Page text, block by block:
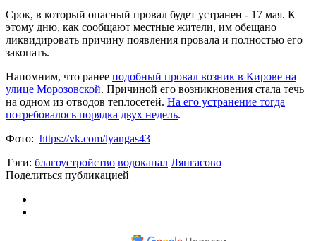
Срок, в который опасный провал будет устранен - 17 мая. К
этому дню, как сообщают местные жители, им обещано
ликвидировать причину появления провала и полностью его
закопать.
Напомним, что ранее подобный провал возник в Кирове на
улице Морозовской. Причиной его возникновения стала течь
на одном из отводов теплосетей. На его устранение тогда
потребовалось порядка двух недель.
Фото: https://vk.com/lyangas43
Тэги: благоустройство водоканал Лянгасово
Поделиться публикацией